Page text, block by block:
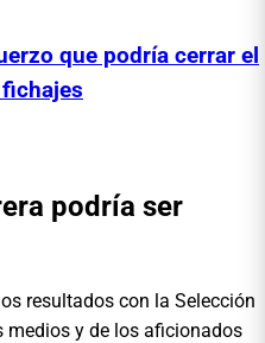
que podría cerrar el
podría ser
resultados con la Selección
medios y de los aficionados